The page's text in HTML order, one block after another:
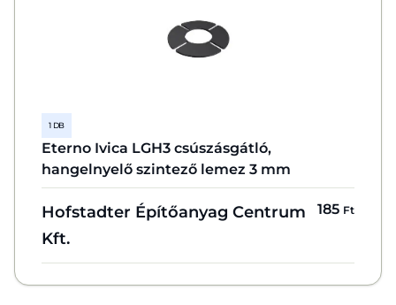
1 DB
Eterno Ivica LGH3 csúszásgátló,
hangelnyelő szintező lemez 3 mm
Hofstadter Építőanyag Centrum
Kft.
185 Ft